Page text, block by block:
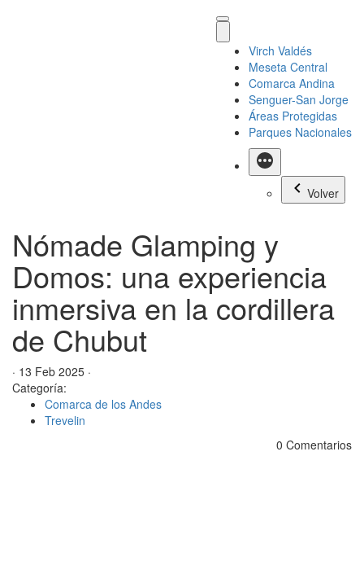
Virch Valdés
Meseta Central
Comarca Andina
Senguer-San Jorge
Áreas Protegidas
Parques Nacionales
Más
Volver
Nómade Glamping y
Domos: una experiencia
inmersiva en la cordillera
de Chubut
· 13 Feb 2025 ·
Categoría:
Comarca de los Andes
Trevelin
0 Comentarios